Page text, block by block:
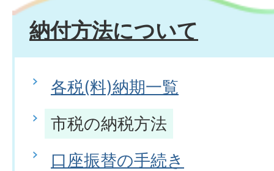
納付方法について
各税(料)納期一覧
市税の納税方法
口座振替の手続き